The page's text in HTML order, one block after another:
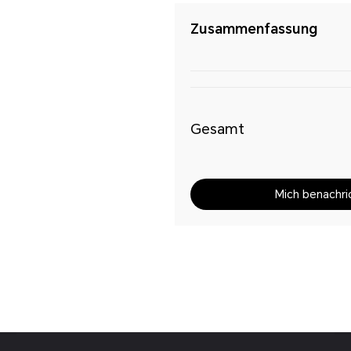
Zusammenfassung
Gesamt
Mich